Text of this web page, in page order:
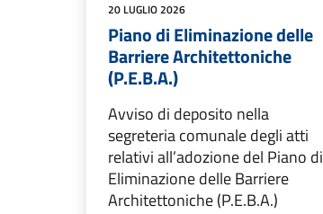
20 LUGLIO 2026
Piano di Eliminazione delle
Barriere Architettoniche
(P.E.B.A.)
Avviso di deposito nella
segreteria comunale degli atti
relativi all’adozione del Piano di
Eliminazione delle Barriere
Architettoniche (P.E.B.A.)